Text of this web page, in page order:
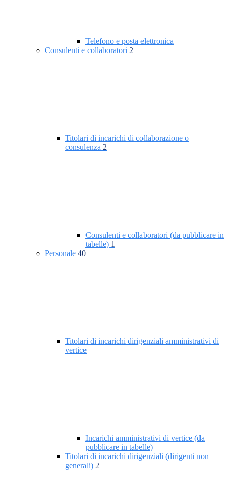
Telefono e posta elettronica
Consulenti e collaboratori 2
Titolari di incarichi di collaborazione o
consulenza 2
Consulenti e collaboratori (da pubblicare in
tabelle) 1
Personale 40
Titolari di incarichi dirigenziali amministrativi di
vertice
Incarichi amministrativi di vertice (da
pubblicare in tabelle)
Titolari di incarichi dirigenziali (dirigenti non
generali) 2